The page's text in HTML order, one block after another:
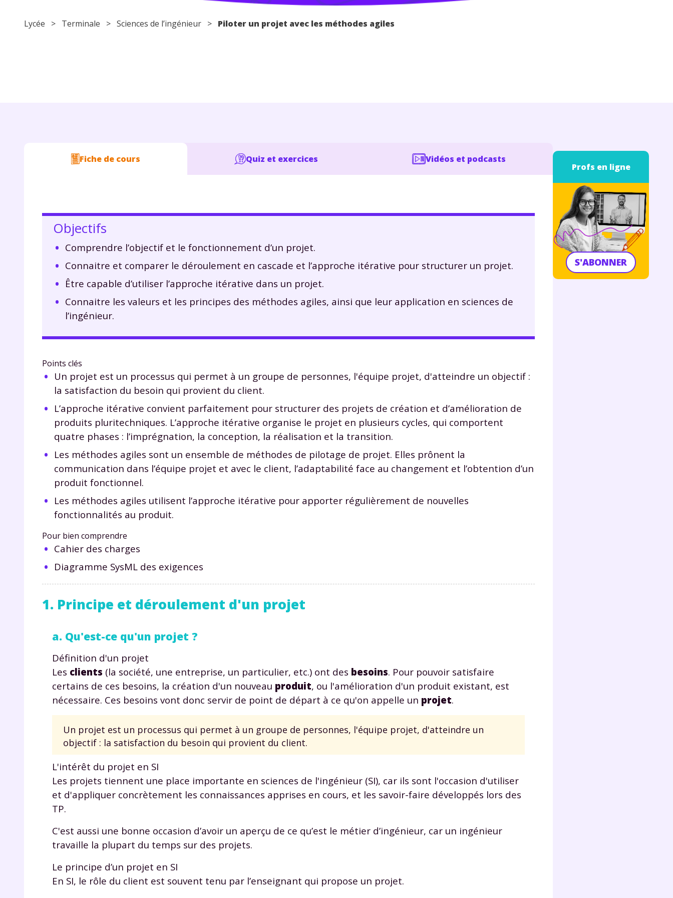
Lycée > Terminale > Sciences de l’ingénieur > Piloter un projet avec les méthodes agiles
Fiche de cours Quiz et exercices Vidéos et podcasts
Objectifs
Comprendre l’objectif et le fonctionnement d’un projet.
Connaitre et comparer le déroulement en cascade et l’approche itérative pour structurer un projet.
Être capable d’utiliser l’approche itérative dans un projet.
Connaitre les valeurs et les principes des méthodes agiles, ainsi que leur application en sciences de
l’ingénieur.
Points clés
Un projet est un processus qui permet à un groupe de personnes, l'équipe projet, d'atteindre un objectif :
la satisfaction du besoin qui provient du client.
L’approche itérative convient parfaitement pour structurer des projets de création et d’amélioration de
produits pluritechniques. L’approche itérative organise le projet en plusieurs cycles, qui comportent
quatre phases : l’imprégnation, la conception, la réalisation et la transition.
Les méthodes agiles sont un ensemble de méthodes de pilotage de projet. Elles prônent la
communication dans l’équipe projet et avec le client, l’adaptabilité face au changement et l’obtention d’un
produit fonctionnel.
Les méthodes agiles utilisent l’approche itérative pour apporter régulièrement de nouvelles
fonctionnalités au produit.
Pour bien comprendre
Cahier des charges
Diagramme SysML des exigences
1. Principe et déroulement d'un projet
a. Qu'est-ce qu'un projet ?
Définition d'un projet
Les clients (la société, une entreprise, un particulier, etc.) ont des besoins. Pour pouvoir satisfaire
certains de ces besoins, la création d'un nouveau produit, ou l'amélioration d'un produit existant, est
nécessaire. Ces besoins vont donc servir de point de départ à ce qu'on appelle un projet.
Un projet est un processus qui permet à un groupe de personnes, l'équipe projet, d'atteindre un
objectif : la satisfaction du besoin qui provient du client.
L'intérêt du projet en SI
Les projets tiennent une place importante en sciences de l'ingénieur (SI), car ils sont l'occasion d'utiliser
et d'appliquer concrètement les connaissances apprises en cours, et les savoir-faire développés lors des
TP.
C'est aussi une bonne occasion d’avoir un aperçu de ce qu’est le métier d’ingénieur, car un ingénieur
travaille la plupart du temps sur des projets.
Le principe d’un projet en SI
En SI, le rôle du client est souvent tenu par l’enseignant qui propose un projet.
Profs en ligne
S'ABONNER
Envie de progresser et de
réussir votre année scolaire ?
Testez gratuitement pendant 24h
notre plateforme de soutien scolaire !
Fiches de cours et vidéos,
exercices corrigés
Tout le programme scolaire
du CP à la Terminale